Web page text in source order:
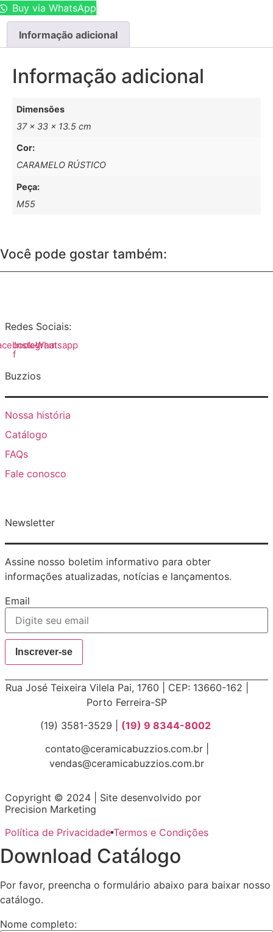
Buy via WhatsApp
Informação adicional
Informação adicional
Dimensões
37 × 33 × 13.5 cm
Cor:
CARAMELO RÚSTICO
Peça:
M55
Você pode gostar também:
Redes Sociais:
f
InstagramWhatsapp
Buzzios
Nossa história
Catálogo
FAQs
Fale conosco
Newsletter
Assine nosso boletim informativo para obter
informações atualizadas, notícias e lançamentos.
Email
Inscrever-se
Rua José Teixeira Vilela Pai, 1760 | CEP: 13660-162 |
Porto Ferreira-SP
(19) 3581-3529 | (19) 9 8344-8002
contato@ceramicabuzzios.com.br |
vendas@ceramicabuzzios.com.br
Copyright © 2024 | Site desenvolvido por
Precision Marketing
Política de Privacidade Termos e Condições
Download Catálogo
Por favor, preencha o formulário abaixo para baixar nosso
catálogo.
Nome completo: